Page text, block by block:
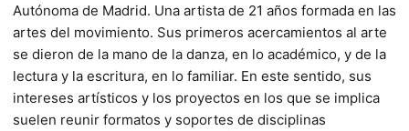
Autónoma de Madrid. Una artista de 21 años formada en las
artes del movimiento. Sus primeros acercamientos al arte
se dieron de la mano de la danza, en lo académico, y de la
lectura y la escritura, en lo familiar. En este sentido, sus
intereses artísticos y los proyectos en los que se implica
suelen reunir formatos y soportes de disciplinas